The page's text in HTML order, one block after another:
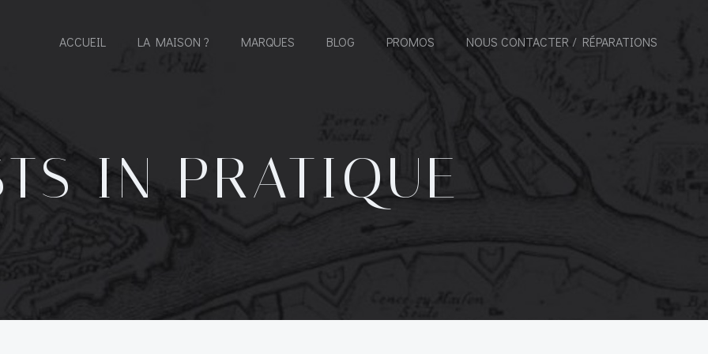
ACCUEIL LA MAISON ? MARQUES BLOG PROMOS NOUS CONTACTER / RÉPARATIONS
IN PRATIQUE